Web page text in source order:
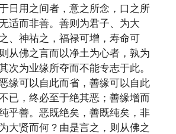
日用之间者，意之所念，口之所
适而非善。善则为君子、为大
、神祐之，福禄可增，寿命可
从佛之言而以净土为心者，孰为
次为业缘所夺而不能专志于此。
缘可以自此而省，善缘可以自此
已，终必至于绝其恶；善缘增而
乎善。恶既绝矣，善既纯矣，非
大贤而何？由是言之，则从佛之